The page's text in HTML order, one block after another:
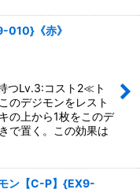
010}《赤》
つLv.3:コスト2≪ト
のデジモンをレスト
の上から1枚をこのデ
で置く。この効果は
ン【C-P】{EX9-